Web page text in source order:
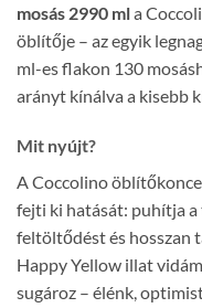
mosás 2990 mla
öblítője – az egyik
ml-es flakon 130
arányt kínálva a kisebb
Mit nyújt?
A Coccolino
fejti ki hatását: puhítja
feltöltődést és hosszan
Happy Yellow illat
sugároz – élénk,